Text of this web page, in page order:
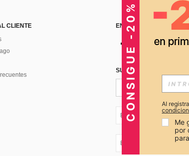
CLIENTE
ENCUÉNTRANOS EN
SUSCRÍBETE PARA
EC + 593
EC + 593
CONSIGUE -20% Al
Me
por